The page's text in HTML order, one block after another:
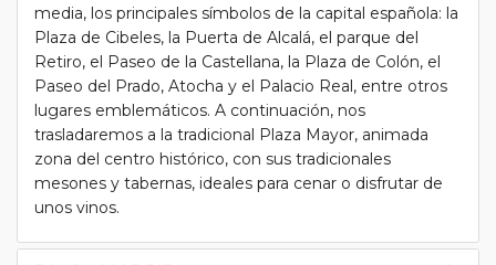
media, los principales símbolos de la capital española: la
Plaza de Cibeles, la Puerta de Alcalá, el parque del
Retiro, el Paseo de la Castellana, la Plaza de Colón, el
Paseo del Prado, Atocha y el Palacio Real, entre otros
lugares emblemáticos. A continuación, nos
trasladaremos a la tradicional Plaza Mayor, animada
zona del centro histórico, con sus tradicionales
mesones y tabernas, ideales para cenar o disfrutar de
unos vinos.